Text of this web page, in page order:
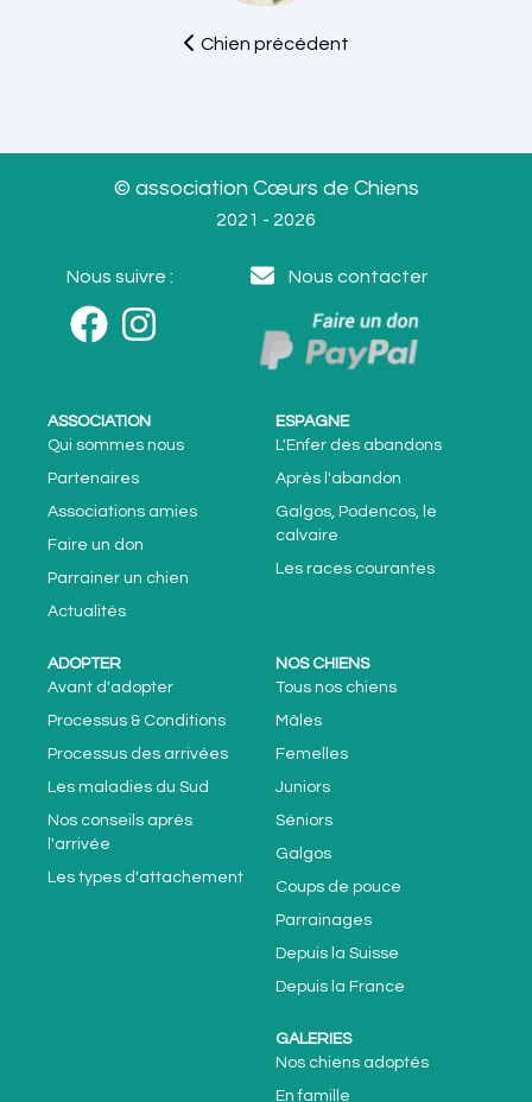
Chien précédent
© association Cœurs de Chiens
2021 - 2026
Nous suivre : Nous contacter
ASSOCIATION
Qui sommes nous
Partenaires
Associations amies
Faire un don
Parrainer un chien
Actualités
ESPAGNE
L'Enfer des abandons
Après l'abandon
Galgos, Podencos, le
calvaire
Les races courantes
ADOPTER
Avant d'adopter
Processus & Conditions
Processus des arrivées
Les maladies du Sud
Nos conseils après
l'arrivée
Les types d'attachement
NOS CHIENS
Tous nos chiens
Mâles
Femelles
Juniors
Séniors
Galgos
Coups de pouce
Parrainages
Depuis la Suisse
Depuis la France
GALERIES
Nos chiens adoptés
En famille